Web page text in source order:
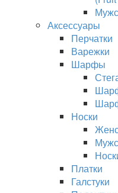
Аксессуары
Перчатки
Варежки
Шарфы
Носки
Платки
Галстуки